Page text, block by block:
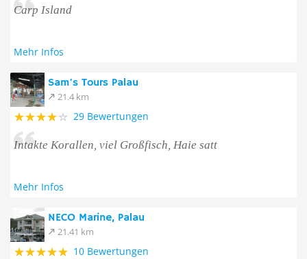
Carp Island
Mehr Infos
Sam's Tours Palau
21.4 km
29 Bewertungen
Intakte Korallen, viel Großfisch, Haie satt
Mehr Infos
NECO Marine, Palau
21.41 km
10 Bewertungen